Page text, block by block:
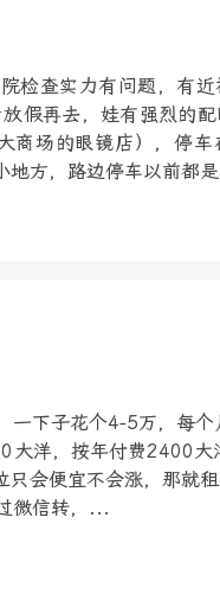
检查实力有问题，有
假再去，娃有强烈的
商场的眼镜店），停车
地方，路边停车以前都
一下子花个4-5万，每
大洋，按年付费2400
会便宜不会涨，那就
微信转，...